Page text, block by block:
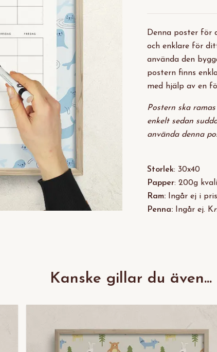
Denna poster för
och enklare för
använda den
postern finns
med hjälp av en
Postern ska
enkelt sedan
använda denna
Storlek: 30x40
Papper: 200g
Ram: Ingår ej i
Penna: Ingår ej. K
Kanske gillar du även...